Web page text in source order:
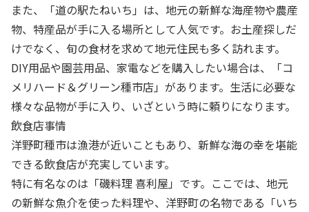
また、「道の駅たねいち」は、地元の新鮮な海産物や農産
物、特産品が手に入る場所として人気です。お土産探しだ
けでなく、旬の食材を求めて地元住民も多く訪れます。
DIY用品や園芸用品、家電などを購入したい場合は、「コ
メリハード＆グリーン種市店」があります。生活に必要な
様々な品物が手に入り、いざという時に頼りになります。
飲食店事情
洋野町種市は漁港が近いこともあり、新鮮な海の幸を堪能
できる飲食店が充実しています。
特に有名なのは「磯料理 喜利屋」です。ここでは、地元
の新鮮な魚介を使った料理や、洋野町の名物である「いち